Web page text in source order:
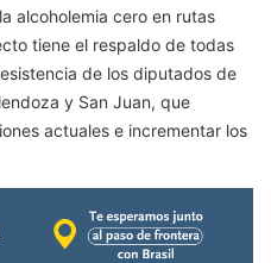
alcoholemia cero en rutas
tiene el respaldo de todas
de los diputados de
y San Juan, que
actuales e incrementar los